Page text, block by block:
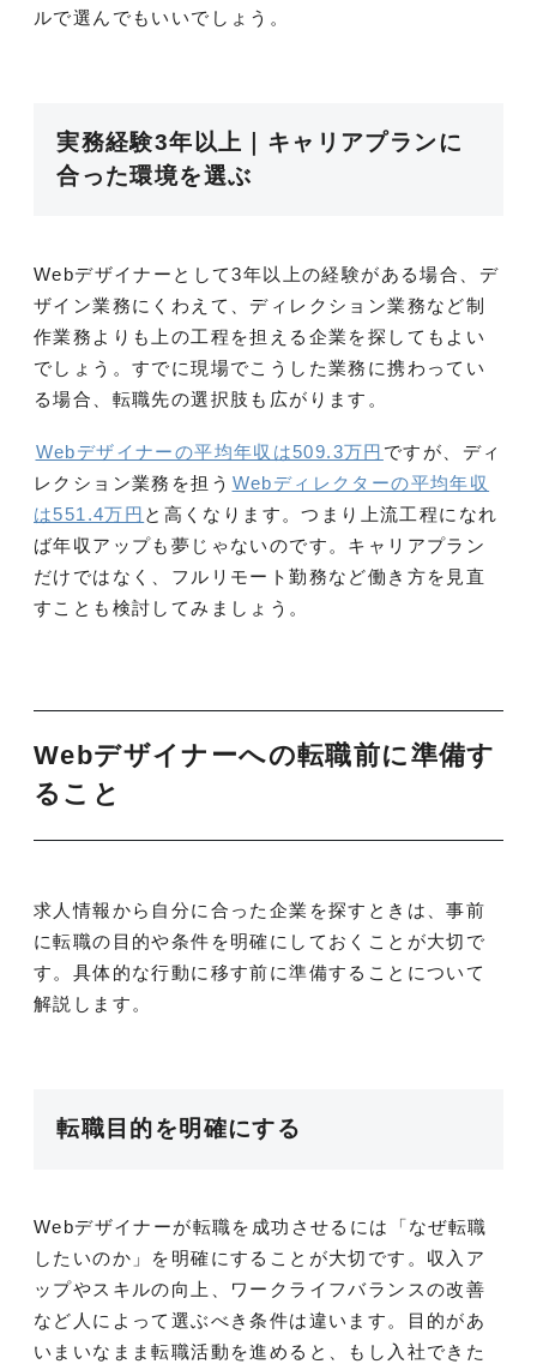
ルで選んでもいいでしょう。
実務経験3年以上｜キャリアプランに
合った環境を選ぶ
Webデザイナーとして3年以上の経験がある場合、デ
ザイン業務にくわえて、ディレクション業務など制
作業務よりも上の工程を担える企業を探してもよい
でしょう。すでに現場でこうした業務に携わってい
る場合、転職先の選択肢も広がります。
Webデザイナーの平均年収は509.3万円 ですが、ディ
レクション業務を担う Webディレクターの平均年収
は551.4万円 と高くなります。つまり上流工程になれ
ば年収アップも夢じゃないのです。キャリアプラン
だけではなく、フルリモート勤務など働き方を見直
すことも検討してみましょう。
Webデザイナーへの転職前に準備す
ること
求人情報から自分に合った企業を探すときは、事前
に転職の目的や条件を明確にしておくことが大切で
す。具体的な行動に移す前に準備することについて
解説します。
転職目的を明確にする
Webデザイナーが転職を成功させるには「なぜ転職
したいのか」を明確にすることが大切です。収入ア
ップやスキルの向上、ワークライフバランスの改善
など人によって選ぶべき条件は違います。目的があ
いまいなまま転職活動を進めると、もし入社できた